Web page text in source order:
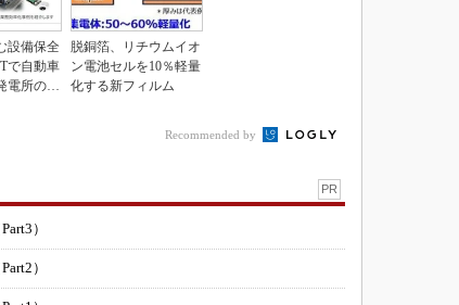
設備保全
で自動車
電所の現
脱銅箔、リチウムイオ
ン電池セルを10％軽量
化する新フィルム
Recommended by
PR
）
）